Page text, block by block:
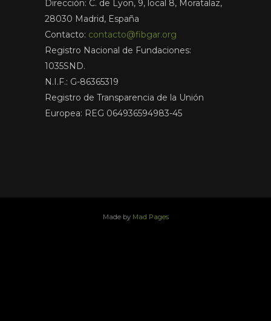
Dirección: C. de Lyon, 9, local 8, Moratalaz,
28030 Madrid, España
Contacto: contacto@fibgar.org
Registro Nacional de Fundaciones:
1035SND.
N.I.F.: G-86365319
Registro de Transparencia de la Unión
Europea: REG 064936594983-45
Made by Mad Pages